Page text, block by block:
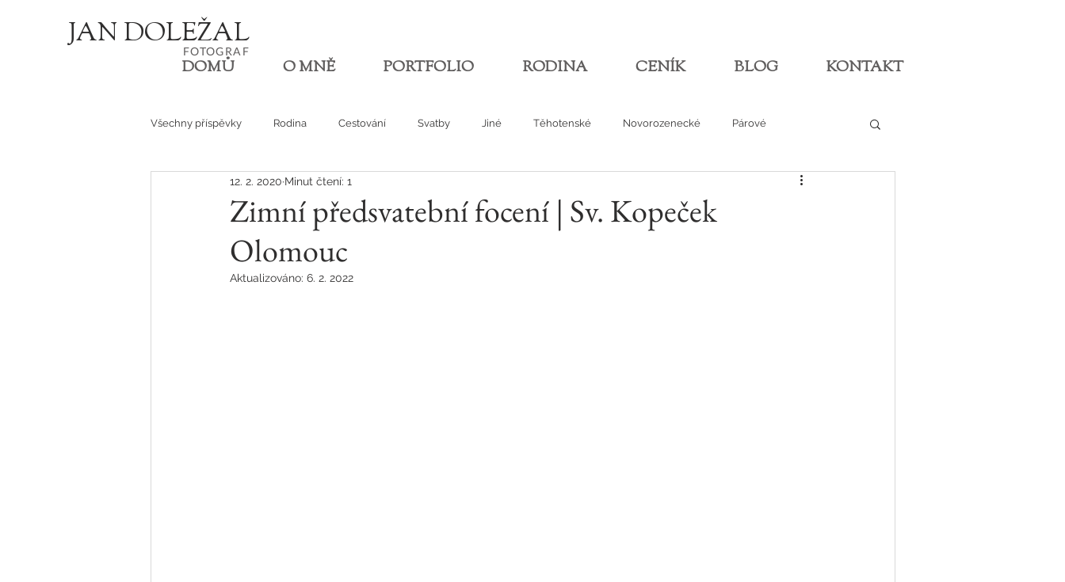
JAN DOLEŽAL
FOTOGRA F
DOMŮ O MNĚ PORTFOLIO RODINA CENÍK BLOG KONTAKT
Všechny příspěvky Rodina Cestování Svatby Jiné Těhotenské Novorozenecké Párové
Den v životě
Zimní předsvatební focení | Sv. Kopeček
Olomouc
12. 2. 2020 Minut čtení: 1
Aktualizováno: 6. 2. 2022